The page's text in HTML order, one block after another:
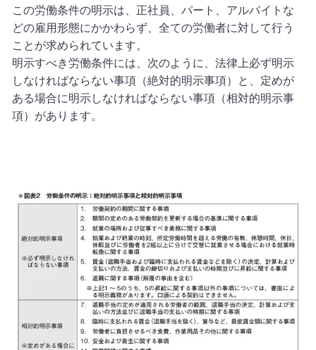
この労働条件の明示は、正社員、パート、アルバイトな
どの雇用形態にかかわらず、全ての労働者に対して行う
ことが求められています。
明示すべき労働条件には、次のように、法律上必ず明示
しなければならない事項（絶対的明示事項）と、定めが
ある場合に明示しなければならない事項（相対的明示事
項）があります。